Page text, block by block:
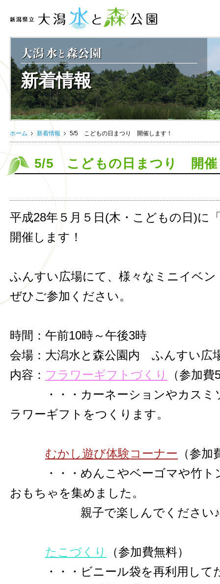
新着情報
ホーム 新着情報 5/5 こどもの日まつり 開催します！
5/5 こどもの日まつり 開催
平成28年５月５日(木・こどもの日 )に
開催します！
ふんすい広場にて、様々なミニイベ
ぜひご参加ください。
時間：午前10時～午後3時
会場：大潟水と森公園内 ふんすい広
内容： フラワーギフトづくり
（参加
・・・カーネーションやカスミ
ラワーギフトをつくります。
むかし遊び体験コーナー （参加
・・・めんこやベーゴマや竹ト
おもちゃを集めました。
親子で楽しんでください♪
たこづくり
（参加費無料）
・・・ビニール袋を再利用して